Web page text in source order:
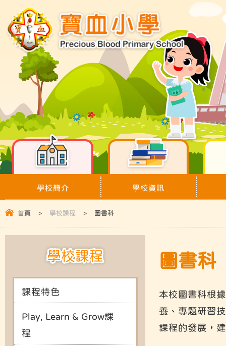
學校簡介 學校資訊
首頁 > 學校課程 > 圖書科
圖書科
本校圖書科根
養、專題研習
課程的發展，
學校課程
課程特色
Play, Learn & Grow課
程